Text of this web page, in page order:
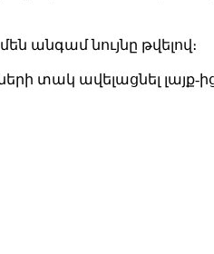
անգամ նույնը թվելով։
տակ ավելացնել լայք-